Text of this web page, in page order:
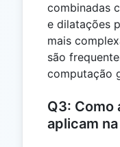
combinadas
e dilatações
mais
são
computação
Q3: Como
aplicam